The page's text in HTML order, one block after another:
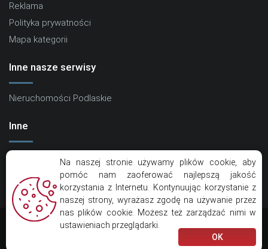
Reklama
Polityka prywatności
Mapa kategorii
Inne nasze serwisy
Nieruchomości Podlaskie
Inne
Eko Centrum
Copyright © Kramik.pl
Na naszej stronie używamy plików cookie, aby
pomóc nam zaoferować najlepszą jakość
korzystania z Internetu. Kontynuując korzystanie z
naszej strony, wyrażasz zgodę na używanie przez
nas plików cookie. Możesz też zarządzać nimi w
ustawieniach przeglądarki.
OK